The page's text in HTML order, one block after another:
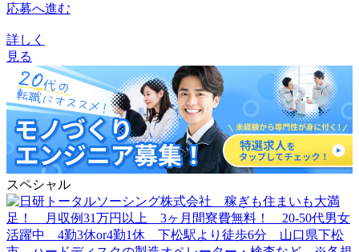
応募へ進む
詳しく
見る
スペシャル